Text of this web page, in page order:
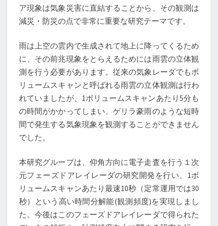
ア現象は気象災害に直結することから、その観測は
減災・防災の点で非常に重要な研究テーマです。
雨は上空の雲内で生成されて地上に降ってくるため
に、その前兆現象をとらえるためには雨雲の立体観
測を行う必要があります。従来の気象レーダでもボ
リュームスキャンと呼ばれる雨雲の立体観測は行わ
れていましたが、1ボリュームスキャンあたり5分も
の時間がかかってしまい、ゲリラ豪雨のような短時
間で発生する気象現象を観測することができません
でした。
本研究グループは、仰角方向に電子走査を行う１次
元フェーズドアレイレーダの研究開発を行い、1ボ
リュームスキャンあたり最速10秒（定常運用では30
秒）という高い時間分解能(観測頻度)を実現しまし
た。今後はこのフェーズドアレイレーダで得られた